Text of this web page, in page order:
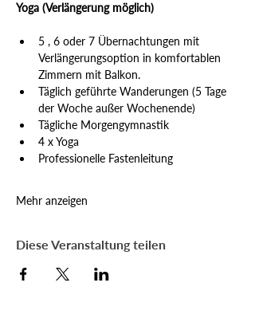
Yoga (Verlängerung möglich)
5 , 6 oder 7 Übernachtungen mit
Verlängerungsoption in komfortablen
Zimmern mit Balkon.
Täglich geführte Wanderungen (5 Tage
der Woche außer Wochenende)
Tägliche Morgengymnastik
4 x Yoga
Professionelle Fastenleitung
Mehr anzeigen
Diese Veranstaltung teilen